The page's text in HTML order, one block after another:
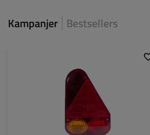
Kampanjer Bestsellers
glödlampa
12 V
5 PIN byonet
Positionsljus
Riktningsindikator
Reflektor